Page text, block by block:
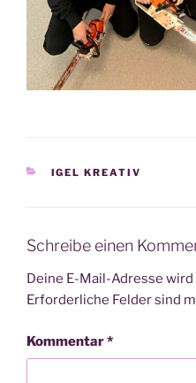
KATEGORIEN
IGEL KREATIV
Schreibe einen
Deine E-Mail-Adresse
Erforderliche Felder sind
Kommentar*